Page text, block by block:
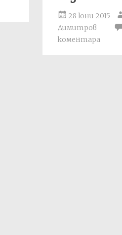
28 юни 2015
Димитров
коментара